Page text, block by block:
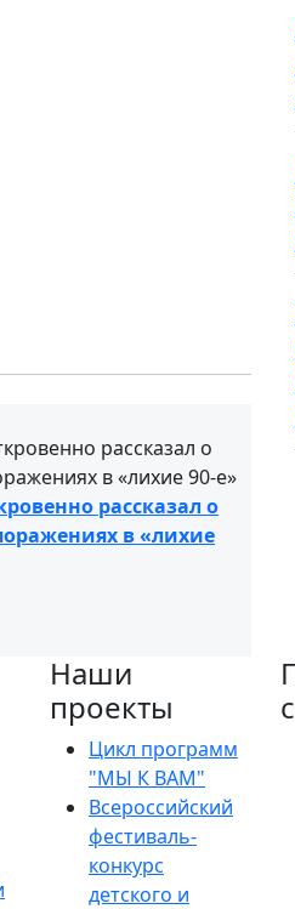
рассказал о
в «лихие
Наши
проекты
Цикл программ
"МЫ К ВАМ"
Всероссийский
фестиваль-
конкурс
детского и